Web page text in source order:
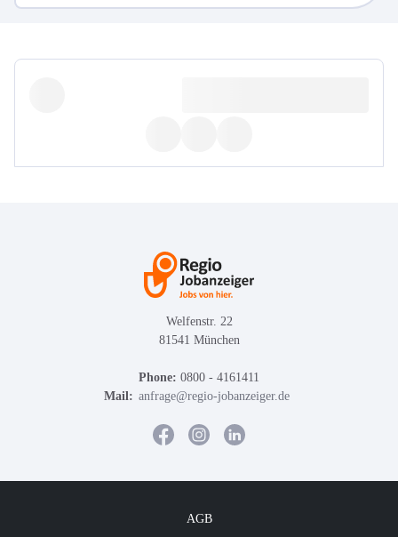
Welfenstr. 22
81541 München
Phone: 0800 - 4161411
Mail: anfrage@regio-jobanzeiger.de
AGB